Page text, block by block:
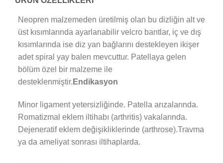
Neopren malzemeden üretilmiş olan bu dizliğin alt ve
üst kısımlarında ayarlanabilir velcro bantlar, iç ve dış
kısımlarında ise diz yan bağlarını destekleyen ikişer
adet spiral yay balen mevcuttur. Patellaya gelen
bölüm özel bir malzeme ile
desteklenmiştir. Endikasyon
Minor ligament yetersizliğinde. Patella arızalarında.
Romatizmal eklem iltihabı (arthritis) vakalarında.
Dejeneratif eklem değişikliklerinde (arthrose).Travma
ya da ameliyat sonrası iltihaplarda.